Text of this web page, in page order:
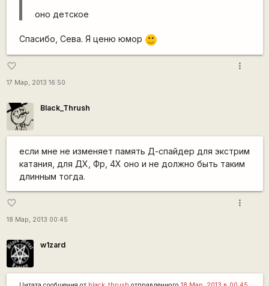
оно детское
Спасибо, Сева. Я ценю юмор :)
favorite_border
17 Мар, 2013 16:50
more_vert
Black_Thrush
если мне не изменяет память Д-спайдер для экстрим
катания, для ДХ, Фр, 4Х оно и не должно быть таким
длинным тогда.
favorite_border
18 Мар, 2013 00:45
more_vert
w1zard